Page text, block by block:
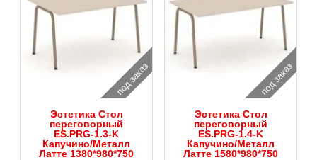
под заказ
Эстетика Стол
переговорный
ES.PRG-1.3-K
Капучино/Металл
Латте 1380*980*750
под заказ
Эстетика Стол
переговорный
ES.PRG-1.4-K
Капучино/Металл
Латте 1580*980*750